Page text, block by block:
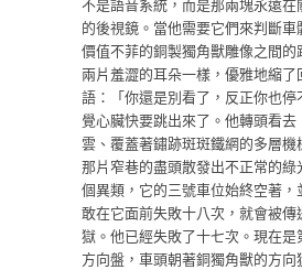
不是語音系統，而是那兩塊永遠在
的後視鏡。當他需要它們來判斷車
價值不菲的銅製獨角獸雕像之間的
兩片羞澀的耳朵一樣，優雅地縮
語：「你還是別看了，反正你也停
覺心臟快要跳出來了。他轉頭看去
雲、覆蓋著鏽跡斑斑鐵網的多層機
那片窄巷的盡頭散發出不正常的綠
個異類，它的三號車位始終空著，
敢在它面前失敗十八次，就會被傳
獄。他已經失敗了十七次。現在是
方向盤，車頭朝著銅獨角獸的方